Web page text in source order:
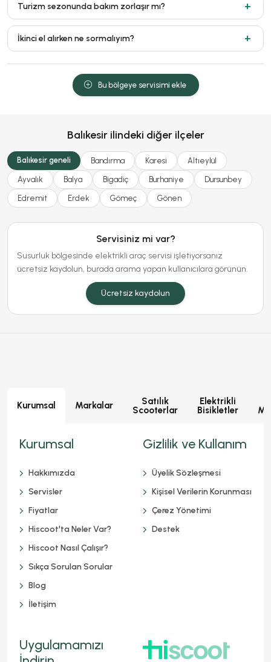
Turizm sezonunda bakım zorlaşır mı?
İkinci el alırken ne sormalıyım?
Bu bölgeye servisimi ekle
Balıkesir ilindeki diğer ilçeler
Balıkesir geneli Bandırma Karesi Altıeylül
Ayvalık Balya Bigadiç Burhaniye Dursunbey
Edremit Erdek Gömeç Gönen
Servisiniz mi var?
Susurluk bölgesinde elektrikli araç servisi işletiyorsanız
ücretsiz kaydolun, burada arama yapan kullanıcılara görünün.
Ücretsiz kaydolun
Kurumsal Markalar
Satılık
Scooterlar
Elektrikli
Bisikletler
Kurumsal
Hakkımızda
Servisler
Fiyatlar
Hiscoot'ta Neler Var?
Hiscoot Nasıl Çalışır?
Sıkça Sorulan Sorular
Blog
İletişim
Gizlilik ve Kullanım
Üyelik Sözleşmesi
Kişisel Verilerin Korunması
Çerez Yönetimi
Destek
Uygulamamızı